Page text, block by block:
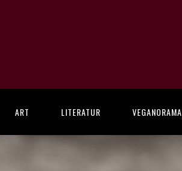
ART LITERATUR VEGANORAMA